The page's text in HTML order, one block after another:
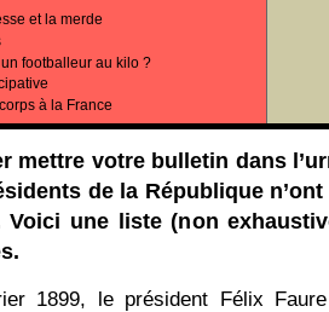
et la merde
footballeur au kilo ?
à la France
mettre votre bulletin dans
de la République
Voici une liste (non
1899, le président Félix